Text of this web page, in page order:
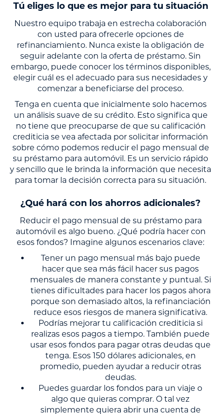
Tú eliges lo que es mejor para tu situación
Nuestro equipo trabaja en estrecha colaboración
con usted para ofrecerle opciones de
refinanciamiento. Nunca existe la obligación de
seguir adelante con la oferta de préstamo. Sin
embargo, puede conocer los términos disponibles,
elegir cuál es el adecuado para sus necesidades y
comenzar a beneficiarse del proceso.
Tenga en cuenta que inicialmente solo hacemos
un análisis suave de su crédito. Esto significa que
no tiene que preocuparse de que su calificación
crediticia se vea afectada por solicitar información
sobre cómo podemos reducir el pago mensual de
su préstamo para automóvil. Es un servicio rápido
y sencillo que le brinda la información que necesita
para tomar la decisión correcta para su situación.
¿Qué hará con los ahorros adicionales?
Reducir el pago mensual de su préstamo para
automóvil es algo bueno. ¿Qué podría hacer con
esos fondos? Imagine algunos escenarios clave:
Tener un pago mensual más bajo puede
hacer que sea más fácil hacer sus pagos
mensuales de manera constante y puntual. Si
tienes dificultades para hacer los pagos ahora
porque son demasiado altos, la refinanciación
reduce esos riesgos de manera significativa.
Podrías mejorar tu calificación crediticia si
realizas esos pagos a tiempo. También puede
usar esos fondos para pagar otras deudas que
tenga. Esos 150 dólares adicionales, en
promedio, pueden ayudar a reducir otras
deudas.
Puedes guardar los fondos para un viaje o
algo que quieras comprar. O tal vez
simplemente quiera abrir una cuenta de